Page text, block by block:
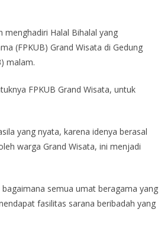
menghadiri Halal Bihalal yang
(FPKUB) Grand Wisata di Gedung
malam.
FPKUB Grand Wisata, untuk
yang nyata, karena idenya berasal
warga Grand Wisata, ini menjadi
semua umat beragama yang
fasilitas sarana beribadah yang